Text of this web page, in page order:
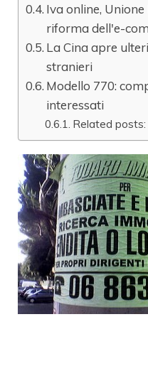
Iva online,
riforma dell'e-
La Cina apre
stranieri
Modello 770:
interessati
Related posts: